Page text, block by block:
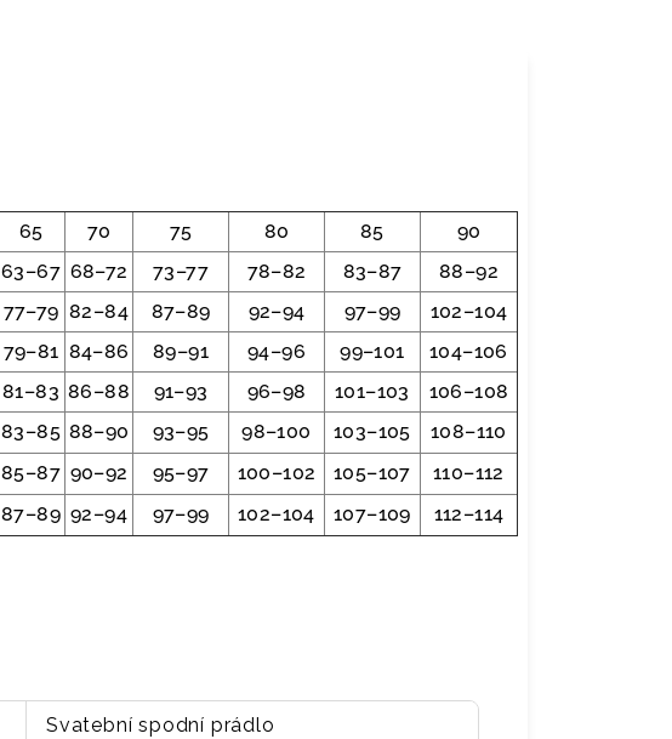
65 70 75 80 85
90
63–67 68–72 73–77 78–82 83–87
88–92
77–79 82–84 87–89 92–94 97–99
102–104
79–81 84–86 89–91 94–96 99–101
104–106
81–83 86–88 91–93 96–98 101–103
106–108
83–85 88–90 93–95 98–100 103–105
108–110
85–87 90–92 95–97 100–102 105–107
110–112
87–89 92–94 97–99 102–104 107–109 112–114
Svatební spodní prádlo